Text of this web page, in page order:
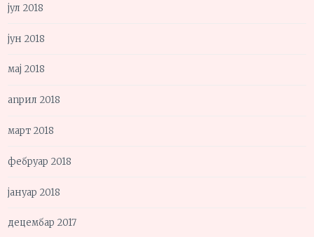
јул 2018
јун 2018
мај 2018
април 2018
март 2018
фебруар 2018
јануар 2018
децембар 2017